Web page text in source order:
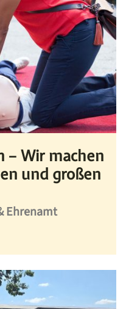
– Wir machen
und großen
Ehrenamt